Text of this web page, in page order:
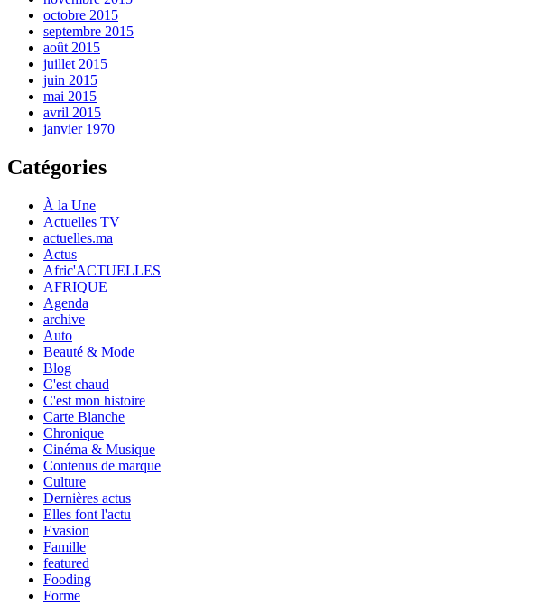
octobre 2015
septembre 2015
août 2015
juillet 2015
juin 2015
mai 2015
avril 2015
janvier 1970
Catégories
À la Une
Actuelles TV
actuelles.ma
Actus
Afric'ACTUELLES
AFRIQUE
Agenda
archive
Auto
Beauté & Mode
Blog
C'est chaud
C'est mon histoire
Carte Blanche
Chronique
Cinéma & Musique
Contenus de marque
Culture
Dernières actus
Elles font l'actu
Evasion
Famille
featured
Fooding
Forme